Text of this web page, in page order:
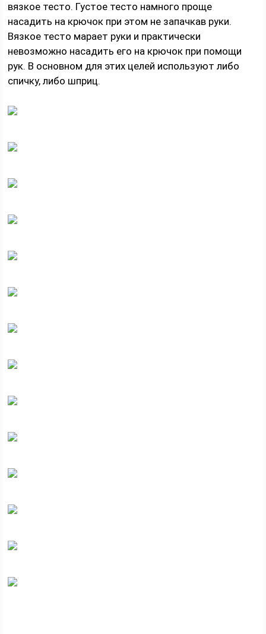
вязкое тесто. Густое тесто намного проще
насадить на крючок при этом не запачкав руки.
Вязкое тесто марает руки и практически
невозможно насадить его на крючок при помощи
рук. В основном для этих целей используют либо
спичку, либо шприц.